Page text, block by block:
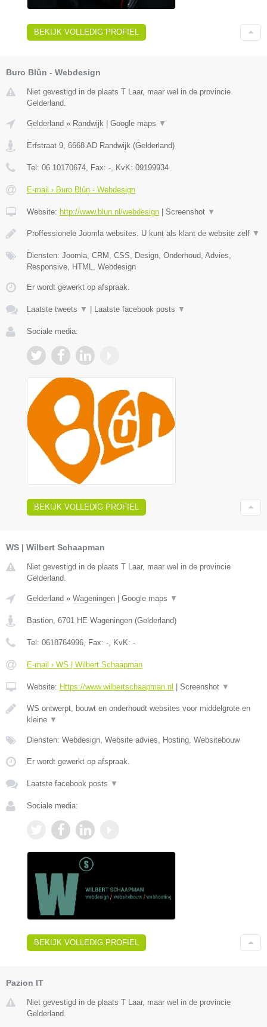
BEKIJK VOLLEDIG PROFIEL
Buro Blûn - Webdesign
Niet gevestigd in de plaats T Laar, maar wel in de provincie
Gelderland.
Gelderland » Randwijk | Google maps ▼
Erfstraat 9 6668 AD Randwijk (Gelderland)
Tel: 06 10170674 , Fax: - , KvK: 09199934
E-mail › Buro Blûn - Webdesign
Website: http://www.blun.nl/webdesign | Screenshot ▼
Proffessionele Joomla websites. U kunt als klant de website zelf ▼
Diensten: Joomla, CRM, CSS, Design, Onderhoud, Advies,
Responsive, HTML, Webdesign
Er wordt gewerkt op afspraak.
Laatste tweets ▼ | Laatste facebook posts ▼
Sociale media:
BEKIJK VOLLEDIG PROFIEL
WS | Wilbert Schaapman
Niet gevestigd in de plaats T Laar, maar wel in de provincie
Gelderland.
Gelderland » Wageningen Google maps ▼
Bastion, 6701 HE Wageningen (Gelderland)
Tel: 0618764996, Fax: -, KvK: -
E-mail › WS | Wilbert Schaapman
Website: Https://www.wilbertschaapman.nl Screenshot ▼
WS ontwerpt, bouwt en onderhoudt websites voor middelgrote en
kleine ▼
Diensten: Webdesign, Website advies, Hosting, Websitebouw
Er wordt gewerkt op afspraak.
Laatste facebook posts ▼
Sociale media:
BEKIJK VOLLEDIG PROFIEL
Pazion IT
Niet gevestigd in de plaats T Laar, maar wel in de provincie
Gelderland.